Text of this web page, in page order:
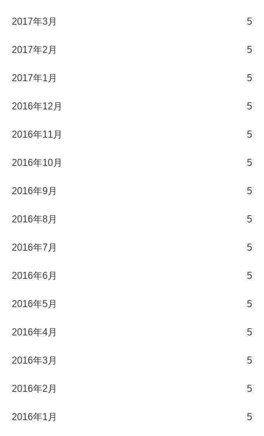
2017年3月 5
2017年2月 5
2017年1月 5
2016年12月 5
2016年11月 5
2016年10月 5
2016年9月 5
2016年8月 5
2016年7月 5
2016年6月 5
2016年5月 5
2016年4月 5
2016年3月 5
2016年2月 5
2016年1月 5